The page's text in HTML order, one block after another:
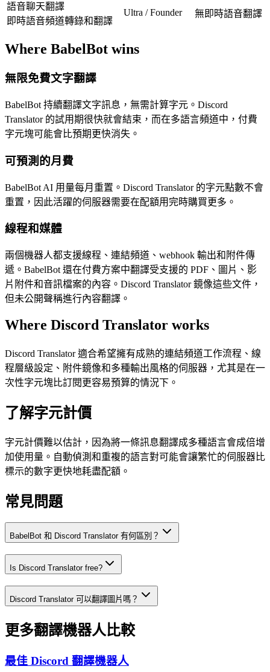
語音聊天翻譯
即時語音頻道轉錄和翻譯
Ultra / Founder 無即時語音翻譯
Where BabelBot wins
無限免費文字翻譯
BabelBot 持續翻譯文字訊息，無需計算字元。Discord
Translator 的試用期很快就會結束，而在多語言頻道中，付費
字元塊可能會比預期更快消失。
可預測的月費
BabelBot AI 用量每月重置。Discord Translator 的字元點數不會
重置，因此活躍的伺服器需要在配額用完時購買更多。
線程和媒體
兩個機器人都支援線程、連結頻道、webhook 輸出和附件傳
遞。BabelBot 還在付費方案中翻譯受支援的 PDF、圖片、影
片附件和音訊檔案的內容。Discord Translator 鏡像這些文件，
但未公開聲稱進行內容翻譯。
Where Discord Translator works
Discord Translator 適合希望擁有成熟的連結頻道工作流程、線
程層級設定、附件鏡像和多種輸出風格的伺服器，尤其是在一
次性字元塊比訂閱更容易預算的情況下。
了解字元計價
字元計價難以估計，因為將一條訊息翻譯成多種語言會成倍增
加使用量。自動偵測和重複的語言對可能會讓繁忙的伺服器比
標示的數字更快地耗盡配額。
常見問題
BabelBot 和 Discord Translator 有何區別？
Is Discord Translator free?
Discord Translator 可以翻譯圖片嗎？
更多翻譯機器人比較
最佳 Discord 翻譯機器人